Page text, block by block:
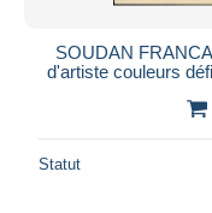
SOUDAN
d'artiste couleurs
Statut